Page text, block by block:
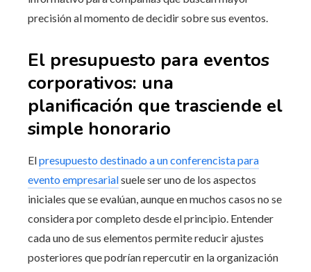
precisión al momento de decidir sobre sus eventos.
El presupuesto para eventos
corporativos: una
planificación que trasciende el
simple honorario
Elpresupuesto destinado a un conferencista para
evento empresarialsuele ser uno de los aspectos
iniciales que se evalúan, aunque en muchos casos no se
considera por completo desde el principio. Entender
cada uno de sus elementos permite reducir ajustes
posteriores que podrían repercutir en la organización